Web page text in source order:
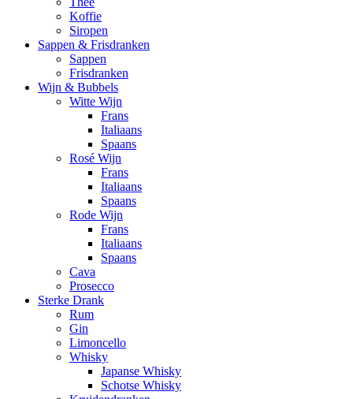
Koffie
Siropen
Sappen & Frisdranken
Sappen
Frisdranken
Wijn & Bubbels
Witte Wijn
Frans
Italiaans
Spaans
Rosé Wijn
Frans
Italiaans
Spaans
Rode Wijn
Frans
Italiaans
Spaans
Cava
Prosecco
Sterke Drank
Rum
Gin
Limoncello
Whisky
Japanse Whisky
Schotse Whisky